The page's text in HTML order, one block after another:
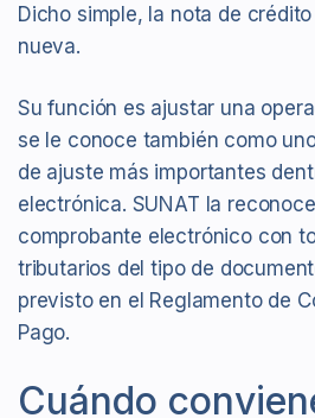
Dicho simple, la nota de
nueva.
Su función es ajustar una
se le conoce también como
de ajuste más importantes
electrónica. SUNAT la
comprobante electrónico con
tributarios del tipo de
previsto en el Reglamento de
Pago.
Cuándo